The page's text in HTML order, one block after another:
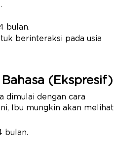
bulan.
berinteraksi pada usia
(Ekspresif)
dimulai dengan cara
Ibu mungkin akan melihat
bulan.